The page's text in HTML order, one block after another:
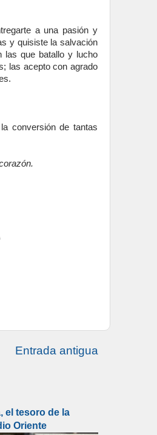
a una pasión y
y quisiste la salvación
las que batallo y lucho
las acepto con agrado
conversión de tantas
Entrada antigua
el tesoro de la
Oriente